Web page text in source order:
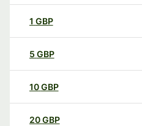
1 GBP
5 GBP
10GBP
20GBP